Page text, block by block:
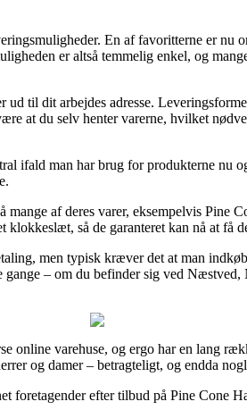
En af favoritterne er nu
er altså temmelig enkel, og
til dit arbejdes adresse.
at du selv henter varerne, hvilket
ifald man har brug for produkterne nu
af deres varer, eksempelvis Pine
så de garanteret kan nå at få
men typisk kræver det at man
gange – om du befinder sig ved
online varehuse, og ergo har en lang
og damer – betragteligt, og endda
foretagender efter tilbud på Pine Cone